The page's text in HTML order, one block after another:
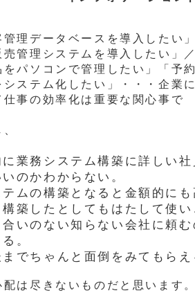
理データベースを導入したい
売管理システムを導入したい」
をパソコンで管理したい」「予
システム化したい」・・・企業
仕事の効率化は重要な関心事で
に業務システム構築に詳しい
のかわからない。
テムの構築となると金額的に
構築したとしてもはたして使
合いのない知らない会社に頼
。
までちゃんと面倒をみてもら
配は尽きないものだと思います